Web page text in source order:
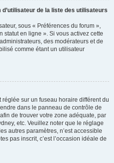
de la liste des utilisateurs
sous « Préférences du forum »,
statut en ligne ». Si vous activez cette
des modérateurs et de
comme étant un utilisateur
réglée sur un fuseau horaire différent du
dans le panneau de contrôle de
de trouver votre zone adéquate, par
etc. Veuillez noter que le réglage
autres paramètres, n’est accessible
pas inscrit, c’est l’occasion idéale de